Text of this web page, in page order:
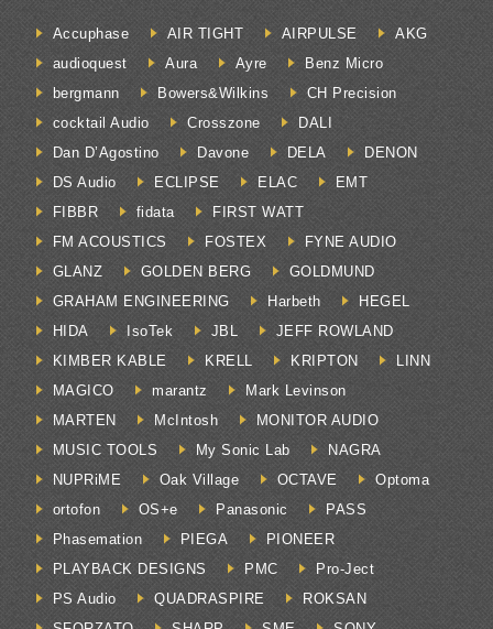
Accuphase AIR TIGHT AIRPULSE
AKG
audioquest
Aura Ayre
Benz Micro
bergmann
Bowers&Wilkins
CH Precision
cocktail Audio
Crosszone
DALI
Dan D’Agostino
Davone DELA
DENON
DS Audio
ECLIPSE ELAC
EMT
FIBBR
fidata
FIRST WATT
FM ACOUSTICS
FOSTEX
FYNE AUDIO
GLANZ
GOLDEN BERG
GOLDMUND
GRAHAM ENGINEERING
Harbeth
HEGEL
HIDA
IsoTek JBL
JEFF ROWLAND
KIMBER KABLE
KRELL KRIPTON
LINN
MAGICO
marantz
Mark Levinson
MARTEN
McIntosh
MONITOR AUDIO
MUSIC TOOLS
My Sonic Lab
NAGRA
NUPRiME
Oak Village OCTAVE
Optoma
ortofon
OS+e Panasonic
PASS
Phasemation
PIEGA
PIONEER
PLAYBACK DESIGNS
PMC
Pro-Ject
PS Audio
QUADRASPIRE
ROKSAN